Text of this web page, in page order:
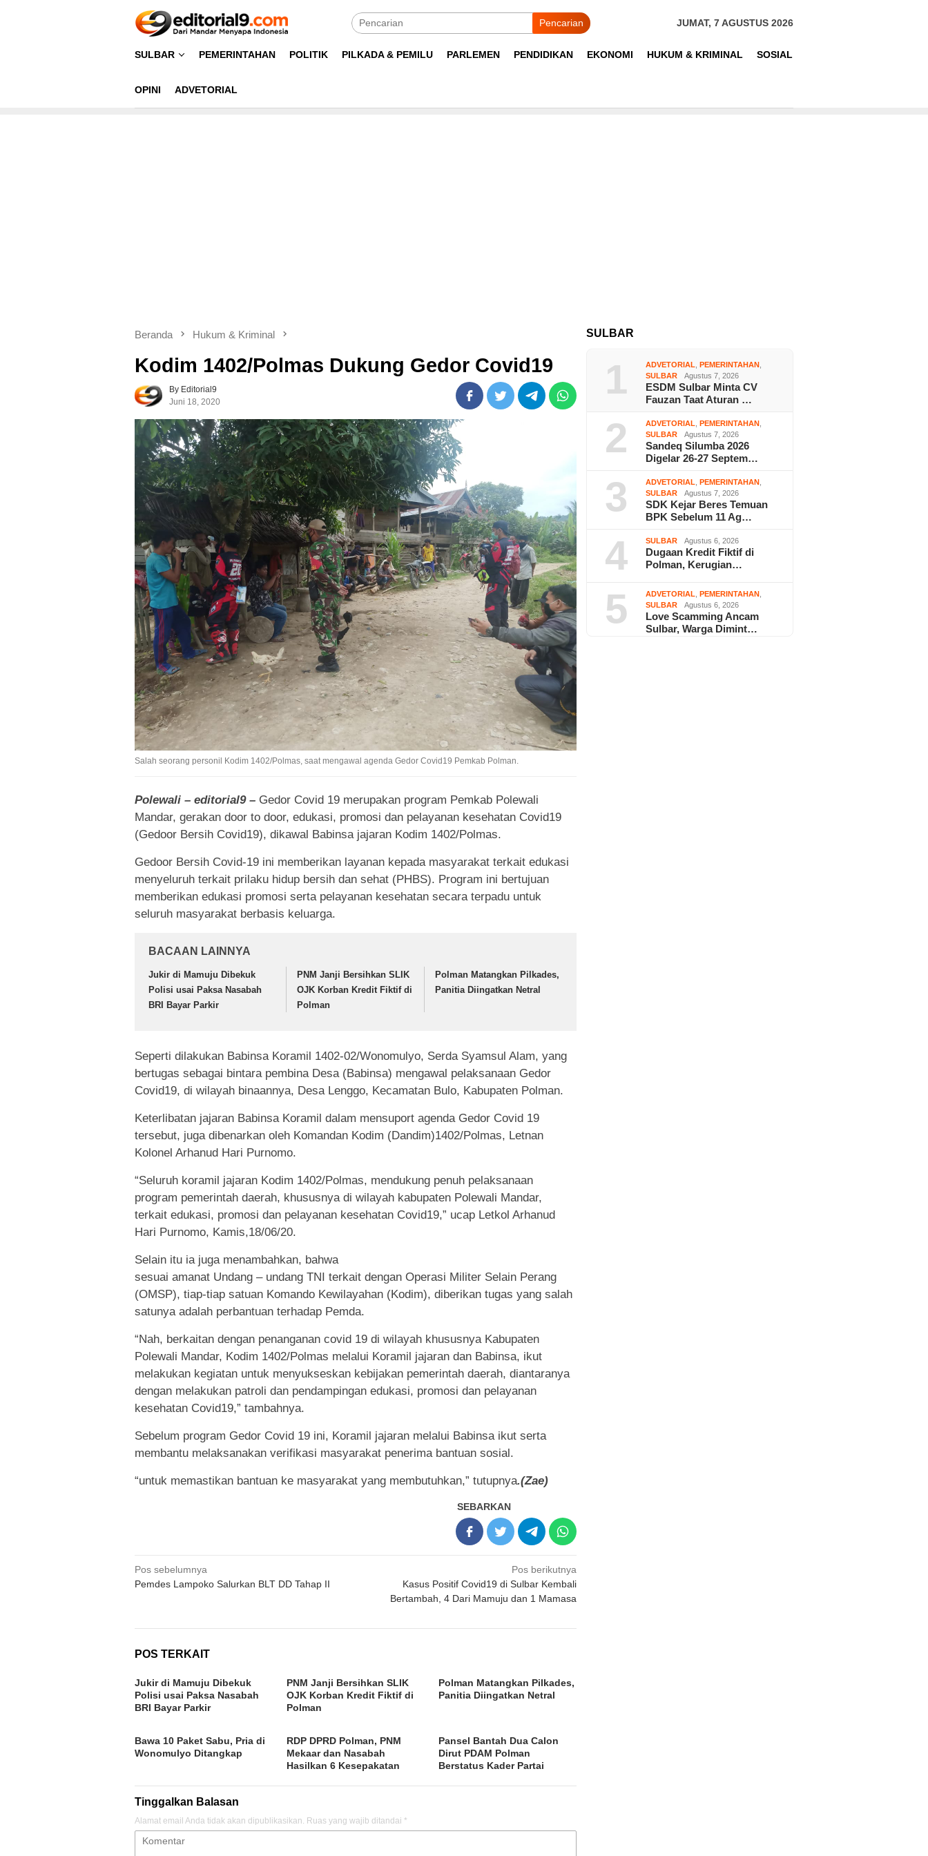
Pencarian JUMAT, 7 AGUSTUS 2026
SULBAR PEMERINTAHAN POLITIK PILKADA & PEMILU PARLEMEN PENDIDIKAN EKONOMI HUKUM & KRIMINAL SOSIAL
OPINI ADVETORIAL
Beranda Hukum & Kriminal
Kodim 1402/Polmas Dukung Gedor Covid19
By Editorial9
Juni 18, 2020
Salah seorang personil Kodim 1402/Polmas, saat mengawal agenda Gedor Covid19 Pemkab Polman.
Polewali – editorial9 – Gedor Covid 19 merupakan program Pemkab Polewali
Mandar, gerakan door to door, edukasi, promosi dan pelayanan kesehatan Covid19
(Gedoor Bersih Covid19), dikawal Babinsa jajaran Kodim 1402/Polmas.
Gedoor Bersih Covid-19 ini memberikan layanan kepada masyarakat terkait edukasi
menyeluruh terkait prilaku hidup bersih dan sehat (PHBS). Program ini bertujuan
memberikan edukasi promosi serta pelayanan kesehatan secara terpadu untuk
seluruh masyarakat berbasis keluarga.
BACAAN LAINNYA
Jukir di Mamuju Dibekuk
Polisi usai Paksa Nasabah
BRI Bayar Parkir
PNM Janji Bersihkan SLIK
OJK Korban Kredit Fiktif di
Polman
Polman Matangkan Pilkades,
Panitia Diingatkan Netral
Seperti dilakukan Babinsa Koramil 1402-02/Wonomulyo, Serda Syamsul Alam, yang
bertugas sebagai bintara pembina Desa (Babinsa) mengawal pelaksanaan Gedor
Covid19, di wilayah binaannya, Desa Lenggo, Kecamatan Bulo, Kabupaten Polman.
Keterlibatan jajaran Babinsa Koramil dalam mensuport agenda Gedor Covid 19
tersebut, juga dibenarkan oleh Komandan Kodim (Dandim)1402/Polmas, Letnan
Kolonel Arhanud Hari Purnomo.
“Seluruh koramil jajaran Kodim 1402/Polmas, mendukung penuh pelaksanaan
program pemerintah daerah, khususnya di wilayah kabupaten Polewali Mandar,
terkait edukasi, promosi dan pelayanan kesehatan Covid19,” ucap Letkol Arhanud
Hari Purnomo, Kamis,18/06/20.
Selain itu ia juga menambahkan, bahwa
sesuai amanat Undang – undang TNI terkait dengan Operasi Militer Selain Perang
(OMSP), tiap-tiap satuan Komando Kewilayahan (Kodim), diberikan tugas yang salah
satunya adalah perbantuan terhadap Pemda.
“Nah, berkaitan dengan penanganan covid 19 di wilayah khususnya Kabupaten
Polewali Mandar, Kodim 1402/Polmas melalui Koramil jajaran dan Babinsa, ikut
melakukan kegiatan untuk menyukseskan kebijakan pemerintah daerah, diantaranya
dengan melakukan patroli dan pendampingan edukasi, promosi dan pelayanan
kesehatan Covid19,” tambahnya.
Sebelum program Gedor Covid 19 ini, Koramil jajaran melalui Babinsa ikut serta
membantu melaksanakan verifikasi masyarakat penerima bantuan sosial.
“untuk memastikan bantuan ke masyarakat yang membutuhkan,” tutupnya.(Zae)
SEBARKAN
Navigasi
pos
Pos sebelumnya
Pemdes Lampoko Salurkan BLT DD Tahap II
Pos berikutnya
Kasus Positif Covid19 di Sulbar Kembali
Bertambah, 4 Dari Mamuju dan 1 Mamasa
POS TERKAIT
Jukir di Mamuju Dibekuk
Polisi usai Paksa Nasabah
BRI Bayar Parkir
PNM Janji Bersihkan SLIK
OJK Korban Kredit Fiktif di
Polman
Polman Matangkan Pilkades,
Panitia Diingatkan Netral
Bawa 10 Paket Sabu, Pria di
Wonomulyo Ditangkap
RDP DPRD Polman, PNM
Mekaar dan Nasabah
Hasilkan 6 Kesepakatan
Pansel Bantah Dua Calon
Dirut PDAM Polman
Berstatus Kader Partai
Tinggalkan Balasan
Alamat email Anda tidak akan dipublikasikan. Ruas yang wajib ditandai *
SULBAR
1 ADVETORIAL ,PEMERINTAHAN
SULBAR
Agustus 7, 2026
ESDM Sulbar Minta CV
Fauzan Taat Aturan …
2 ADVETORIAL ,PEMERINTAHAN
SULBAR
Agustus 7, 2026
Sandeq Silumba 2026
Digelar 26-27 Septem…
3 ADVETORIAL ,PEMERINTAHAN
SULBAR
Agustus 7, 2026
SDK Kejar Beres Temuan
BPK Sebelum 11 Ag…
4 SULBAR Agustus 6, 2026
Dugaan Kredit Fiktif di
Polman, Kerugian…
5 ADVETORIAL ,PEMERINTAHAN
SULBAR
Agustus 6, 2026
Love Scamming Ancam
Sulbar, Warga Dimint…